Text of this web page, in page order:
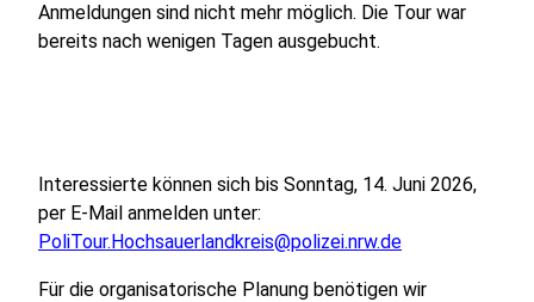
Anmeldungen sind nicht mehr möglich. Die Tour war
bereits nach wenigen Tagen ausgebucht.
Interessierte können sich bis Sonntag, 14. Juni 2026,
per E-Mail anmelden unter:
PoliTour.Hochsauerlandkreis@polizei.nrw.de
Für die organisatorische Planung benötigen wir